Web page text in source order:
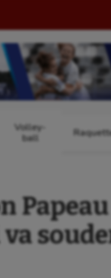
Volley-
ball